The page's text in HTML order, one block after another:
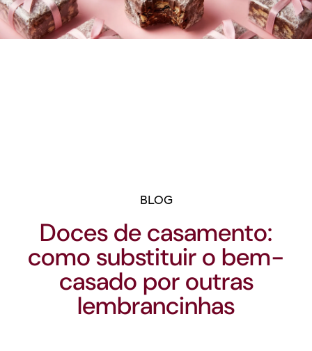
BLOG
Doces de casamento:
como substituir o bem-
casado por outras
lembrancinhas